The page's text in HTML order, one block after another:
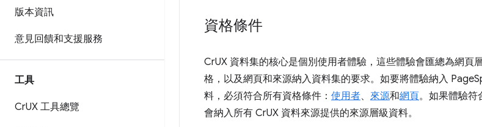
版本資訊
意見回饋和支援服務
工具
CrUX 工具總覽
資格條件
CrUX 資料集的核心是個別使用者體驗，這些體驗會匯總為網頁
格，以及網頁和來源納入資料集的要求。如要將體驗納入
料，必須符合所有資格條件： 使用者、 來源和網頁。如果體驗符
會納入所有 CrUX 資料來源提供的來源層級資料。